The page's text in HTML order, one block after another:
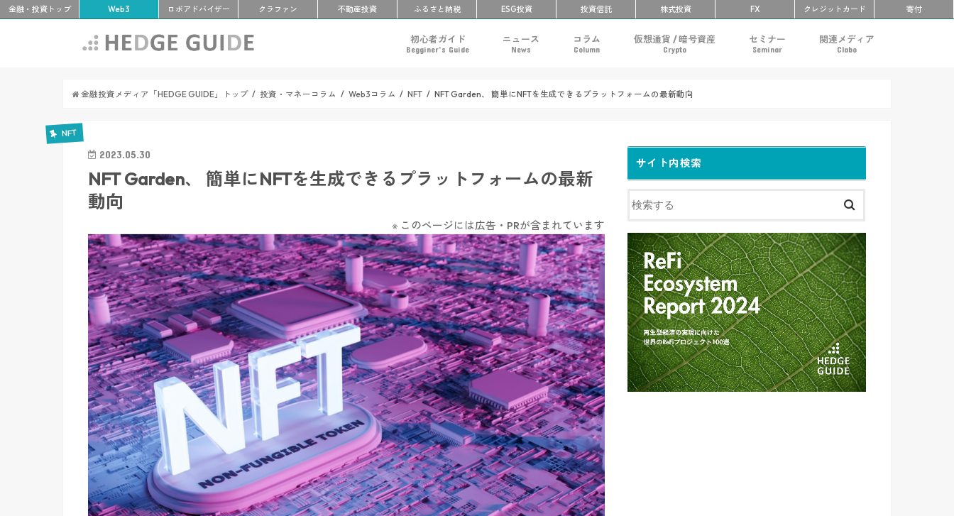
金融・投資トップ Web3 ロボアドバイザー クラ ファン 不動産投資 ふるさと納税 ESG投資 投資信託 株式投資 FX クレ ジット カ ード 寄付
初心者ガイド
Begginer’s Guide
ニュース
News
コラム
Column
仮想通貨 / 暗号資産
Crypto
セミナー
Seminar
関連メディア
Clabo
金融投資メディア「HEDGE GUIDE」トップ 投資・マネーコラム Web3コラム NFT NFT Garden、 簡単にNFTを生成できるプラットフォームの最新動向
NFT
2023.05.30
NFT Garden、 簡単にNFTを生成できるプラットフォームの最新
動向
※ このページには広告・PRが含まれています
サイト内検索